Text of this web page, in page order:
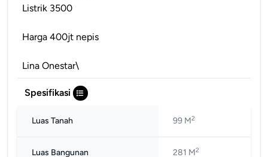
Listrik 3500
Harga 400jt nepis
Lina Onestar\
Spesifikasi
Luas Tanah 99 M2
Luas Bangunan 281 M2